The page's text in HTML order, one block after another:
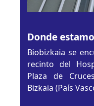
Donde
Biobizkaia se
recinto del
Plaza de
Bizkaia (País